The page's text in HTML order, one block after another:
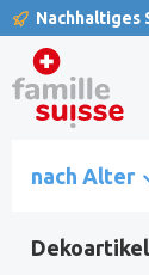
Zur
Nachhaltiges
nach Alter
Dekoartikel